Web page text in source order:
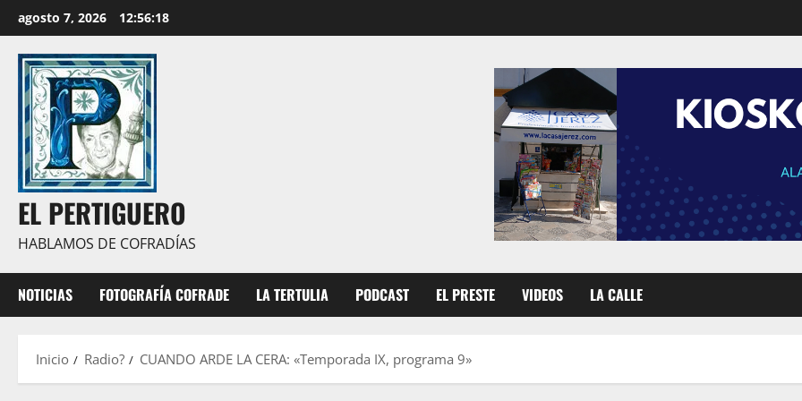
al
contenido
agosto 7, 2026 12:56:19
EL PERTIGUERO
HABLAMOS DE COFRADÍAS
NOTICIAS FOTOGRAFÍA COFRADE LA TERTULIA PODCAST EL PRESTE VIDEOS LA CALLE
Inicio Radio? CUANDO ARDE LA CERA: «Temporada IX, programa 9»